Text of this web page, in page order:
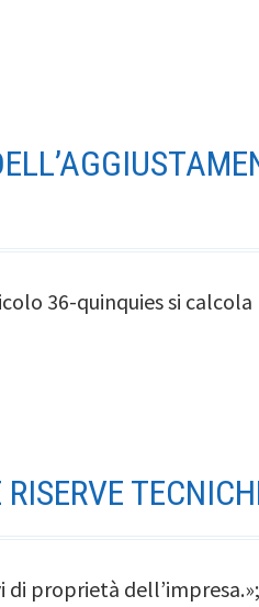
36-quinquies si
proprietà